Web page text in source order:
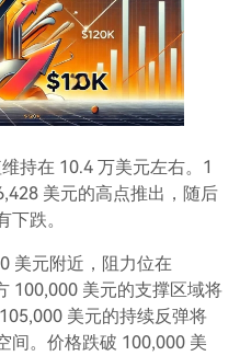
持在 10.4 万美元左右。1
美元的高点推出，随后
跌。
美元附近，阻力位在
100,000 美元的支撑区域将
美元的持续反弹将
间。价格跌破 100,000 美